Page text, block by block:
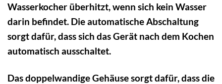
Wasserkocher überhitzt, wenn sich kein Wasser
darin befindet. Die automatische Abschaltung
sorgt dafür, dass sich das Gerät nach dem Kochen
automatisch ausschaltet.
Das doppelwandige Gehäuse sorgt dafür, dass die